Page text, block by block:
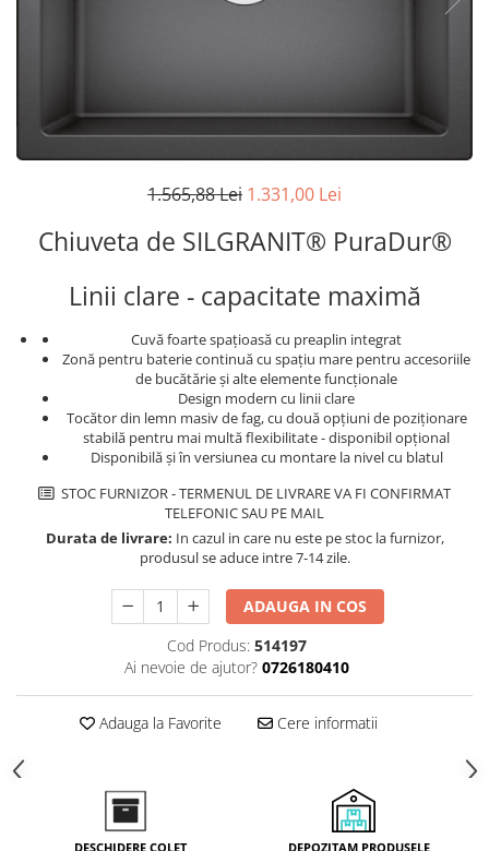
Hote cu montare pe colt
Hote rustice
Integrate in tavan
Complet incorporabile
Partial incorporabile
Plite
Ceramica
Domino( seturi modulare)
Inductie
Mixte
Plite cu hota integrata
Vitrine frigorifice si minibaruri
1.565,88 Lei 1.331,00 Lei
Chiuveta de SILGRANIT® PuraDur®
Linii clare - capacitate maximă
Cuvă foarte spațioasă cu preaplin integrat
Zonă pentru baterie continuă cu spaţiu mare pentru accesoriile
de bucătărie şi alte elemente funcţionale
Design modern cu linii clare
Tocător din lemn masiv de fag, cu două opțiuni de poziționare
stabilă pentru mai multă flexibilitate - disponibil opțional
Disponibilă și în versiunea cu montare la nivel cu blatul
STOC FURNIZOR - TERMENUL DE LIVRARE VA FI CONFIRMAT
TELEFONIC SAU PE MAIL
Durata de livrare: In cazul in care nu este pe stoc la furnizor,
produsul se aduce intre 7-14 zile.
ADAUGA IN COS
Cod Produs: 514197
Ai nevoie de ajutor? 0726180410
Adauga la Favorite Cere informatii
DESCHIDERE COLET DEPOZITAM PRODUSELE